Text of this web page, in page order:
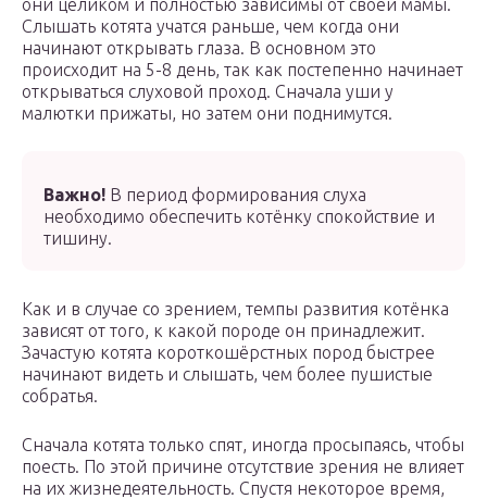
они целиком и полностью зависимы от своей мамы.
Слышать котята учатся раньше, чем когда они
начинают открывать глаза. В основном это
происходит на 5-8 день, так как постепенно начинает
открываться слуховой проход. Сначала уши у
малютки прижаты, но затем они поднимутся.
Важно! В период формирования слуха
необходимо обеспечить котёнку спокойствие и
тишину.
Как и в случае со зрением, темпы развития котёнка
зависят от того, к какой породе он принадлежит.
Зачастую котята короткошёрстных пород быстрее
начинают видеть и слышать, чем более пушистые
собратья.
Сначала котята только спят, иногда просыпаясь, чтобы
поесть. По этой причине отсутствие зрения не влияет
на их жизнедеятельность. Спустя некоторое время,